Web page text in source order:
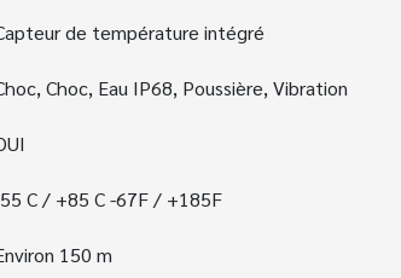
de température intégré
Choc, Eau IP68, Poussière, Vibration
C / +85 C -67F / +185F
150 m